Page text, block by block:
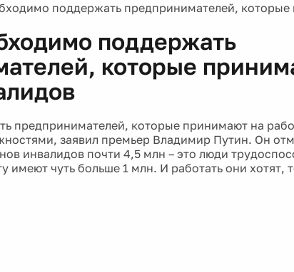
поддержать предпринимателей,
поддержать
которые
предпринимателей, которые принимают на
заявил премьер Владимир Путин. Он
инвалидов почти 4,5 млн – это люди
имеют чуть больше 1 млн. И работать они хотят,